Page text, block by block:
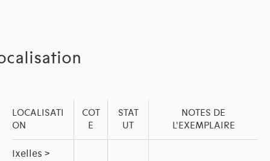
LOCALISATI
ON
COT
E
STAT
UT
NOTES DE
L'EXEMPLAIRE
Ixelles >